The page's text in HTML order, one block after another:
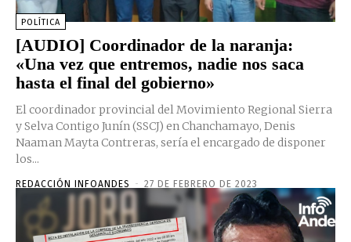
POLÍTICA
[AUDIO] Coordinador de la naranja:
«Una vez que entremos, nadie nos saca
hasta el final del gobierno»
El coordinador provincial del Movimiento Regional Sierra
y Selva Contigo Junín (SSCJ) en Chanchamayo, Denis
Naaman Mayta Contreras, sería el encargado de disponer
los...
REDACCIÓN INFOANDES - 27 DE FEBRERO DE 2023